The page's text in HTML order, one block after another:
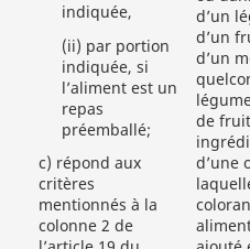
indiquée,
(ii) par portion
indiquée, si
l’aliment est un
repas
préemballé;
c) répond aux
critères
mentionnés à la
colonne 2 de
d’un
d’un
d’un
de
d’une